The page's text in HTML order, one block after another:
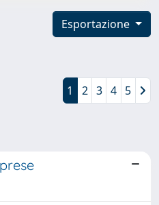
Esportazione
1 2 3 4 5